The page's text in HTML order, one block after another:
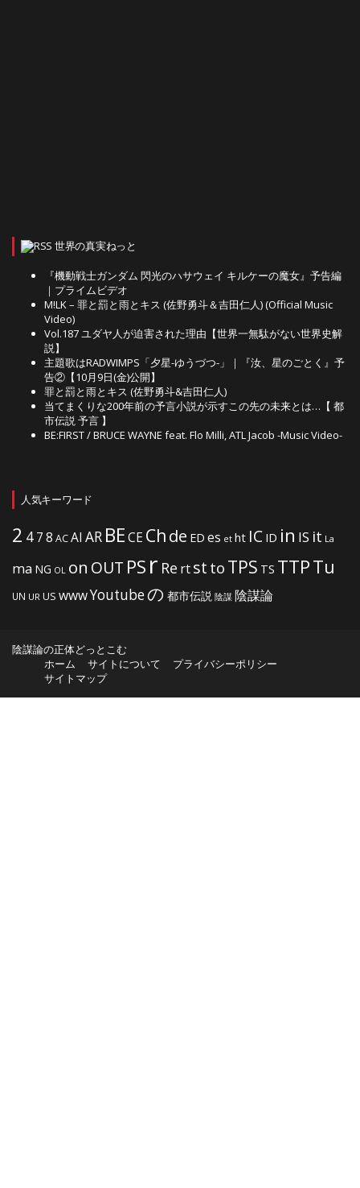
世界の真実ねっと
『機動戦士ガンダム 閃光のハサウェイ キルケーの魔女』予告編
｜プライムビデオ
M!LK – 罪と罰と雨とキス (佐野勇斗＆吉田仁人) (Official Music
Video)
Vol.187 ユダヤ人が迫害された理由【世界一無駄がない世界史解
説】
主題歌はRADWIMPS「夕星-ゆうづつ-」｜『汝、星のごとく』予
告②【10月9日(金)公開】
罪と罰と雨とキス (佐野勇斗&吉田仁人)
当てまくりな200年前の予言小説が示すこの先の未来とは…【 都
市伝説 予言 】
BE:FIRST / BRUCE WAYNE feat. Flo Milli, ATL Jacob -Music Video-
人気キーワード
2 478 ACAI AR BECE Chde ED es et ht IC ID in IS it La
ma NG OL on OUT PSr Re rtsttoTPS TS TTPTu
UN UR US wwwYoutubeの 都市伝説 陰謀 陰謀論
陰謀論の正体どっとこむ
ホーム
サイトについて
プライバシーポリシー
サイトマップ